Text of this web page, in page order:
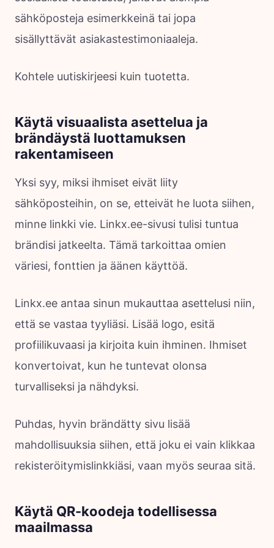
sähköposteja esimerkkeinä tai jopa
sisällyttävät asiakastestimoniaaleja.
Kohtele uutiskirjeesi kuin tuotetta.
Käytä visuaalista asettelua ja
brändäystä luottamuksen
rakentamiseen
Yksi syy, miksi ihmiset eivät liity
sähköposteihin, on se, etteivät he luota siihen,
minne linkki vie. Linkx.ee-sivusi tulisi tuntua
brändisi jatkeelta. Tämä tarkoittaa omien
väriesi, fonttien ja äänen käyttöä.
Linkx.ee antaa sinun mukauttaa asettelusi niin,
että se vastaa tyyliäsi. Lisää logo, esitä
profiilikuvaasi ja kirjoita kuin ihminen. Ihmiset
konvertoivat, kun he tuntevat olonsa
turvalliseksi ja nähdyksi.
Puhdas, hyvin brändätty sivu lisää
mahdollisuuksia siihen, että joku ei vain klikkaa
rekisteröitymislinkkiäsi, vaan myös seuraa sitä.
Käytä QR-koodeja todellisessa
maailmassa